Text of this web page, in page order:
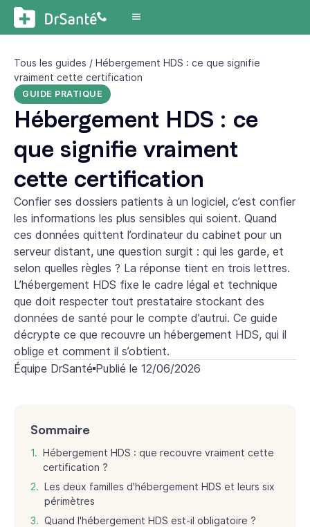
Tous les guides / Hébergement HDS : ce que signifie
vraiment cette certification
GUIDE PRATIQUE
Hébergement HDS : ce
que signifie vraiment
cette certification
Confier ses dossiers patients à un logiciel, c’est confier
les informations les plus sensibles qui soient. Quand
ces données quittent l’ordinateur du cabinet pour un
serveur distant, une question surgit : qui les garde, et
selon quelles règles ? La réponse tient en trois lettres.
L’hébergement HDS fixe le cadre légal et technique
que doit respecter tout prestataire stockant des
données de santé pour le compte d’autrui. Ce guide
décrypte ce que recouvre un hébergement HDS, qui il
oblige et comment il s’obtient.
Équipe DrSanté Publié le 12/06/2026
Sommaire
Hébergement HDS : que recouvre vraiment cette
certification ?
Les deux familles d'hébergement HDS et leurs six
périmètres
Quand l'hébergement HDS est-il obligatoire ?